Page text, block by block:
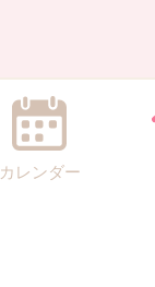
カレンダー